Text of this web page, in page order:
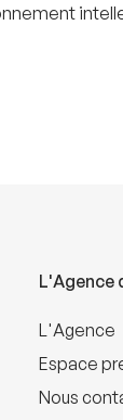
L'Agence
L'Agence
Espace
Nous